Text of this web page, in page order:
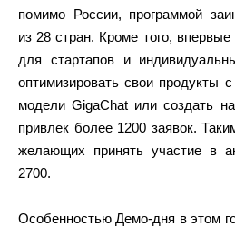
помимо России, программой
из 28 стран. Кроме того,
для стартапов и
оптимизировать свои продукты
модели GigaChat или создать
привлек более 1200 заявок.
желающих принять участие в
2700.
Особенностью Демо-дня в этом